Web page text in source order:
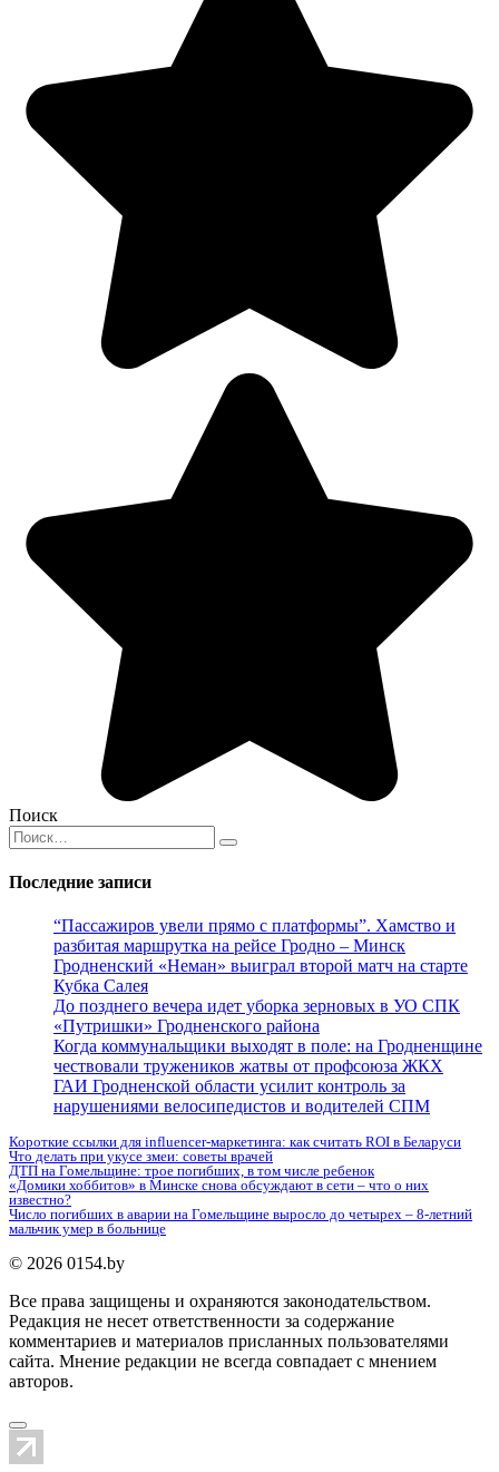
Поиск
Search
for:
Последние записи
“Пассажиров увели прямо с платформы”. Хамство и
разбитая маршрутка на рейсе Гродно – Минск
Гродненский «Неман» выиграл второй матч на старте
Кубка Салея
До позднего вечера идет уборка зерновых в УО СПК
«Путришки» Гродненского района
Когда коммунальщики выходят в поле: на Гродненщине
чествовали тружеников жатвы от профсоюза ЖКХ
ГАИ Гродненской области усилит контроль за
нарушениями велосипедистов и водителей СПМ
Короткие ссылки для influencer-маркетинга: как считать ROI в Беларуси
Что делать при укусе змеи: советы врачей
ДТП на Гомельщине: трое погибших, в том числе ребенок
«Домики хоббитов» в Минске снова обсуждают в сети – что о них
известно?
Число погибших в аварии на Гомельщине выросло до четырех – 8-летний
мальчик умер в больнице
© 2026 0154.by
Все права защищены и охраняются законодательством.
Редакция не несет ответственности за содержание
комментариев и материалов присланных пользователями
сайта. Мнение редакции не всегда совпадает с мнением
авторов.